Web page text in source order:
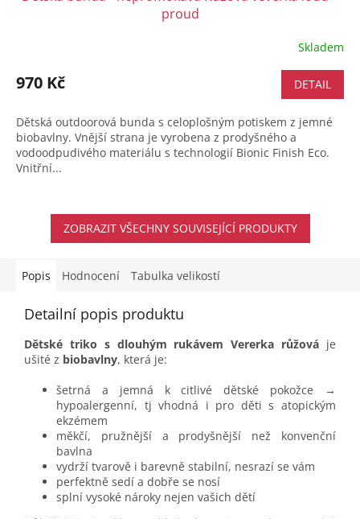
proud
produktu
z
5
hvězdiček.
Skladem
970 Kč DETAIL
Dětská outdoorová bunda s celoplošným potiskem z jemné
biobavlny. Vnější strana je vyrobena z prodyšného a
vodoodpudivého materiálu s technologií Bionic Finish Eco.
Vnitřní...
ZOBRAZIT VŠECHNY SOUVISEJÍCÍ PRODUKTY
Popis Hodnocení Tabulka velikostí
Detailní popis produktu
Dětské triko s dlouhým rukávem Vererka růžová je
ušité z biobavlny, která je:
šetrná a jemná k citlivé dětské pokožce →
hypoalergenní, tj vhodná i pro děti s atopickým
ekzémem
měkčí, pružnější a prodyšnější než konvenční
bavlna
vydrží tvarově i barevně stabilní, nesrazí se vám
perfektně sedí a dobře se nosí
splní vysoké nároky nejen vašich dětí